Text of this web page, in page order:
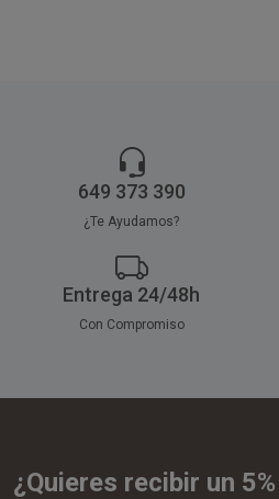
649 373 390
¿Te Ayudamos?
Entrega 24/48h
Con Compromiso
¿Quieres recibir un